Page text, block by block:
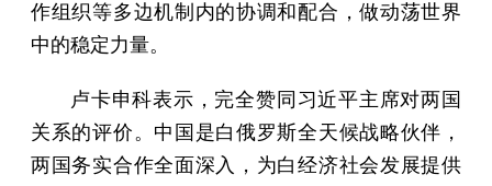
作组织等多边机制内的协调和配合，做动荡世界
中的稳定力量。
卢卡申科表示，完全赞同习近平主席对两国
关系的评价。中国是白俄罗斯全天候战略伙伴，
两国务实合作全面深入，为白经济社会发展提供